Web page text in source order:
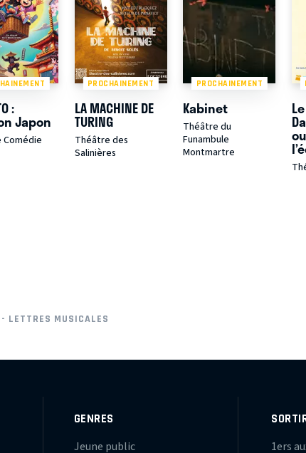
:
Japon
PROCHAINEMENT
LA MACHINE DE
TURING
Théâtre des
Salinières
PROCHAINEMENT
Kabinet
Théâtre du
Funambule
Montmartre
LETTRES MUSICALES
GENRES
Jeune public 1ers